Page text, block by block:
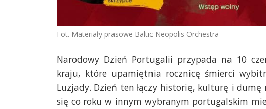
Fot. Materiały prasowe Baltic Neopolis Orchestra
Narodowy Dzień Portugalii przypada na 10
kraju, które upamiętnia rocznicę śmierci
Luzjady. Dzień ten łączy historię, kulturę i dumę
się co roku w innym wybranym portugalskim